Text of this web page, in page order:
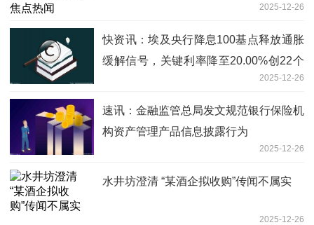
2025-12-26
快资讯：埃及央行降息100基点释放通胀
缓解信号，关键利率降至20.00%创22个
2025-12-26
速讯：金融监管总局发文规范银行保险机
构资产管理产品信息披露行为
2025-12-26
水井坊澄清 “某酒企拟收购”传闻不属实
2025-12-26